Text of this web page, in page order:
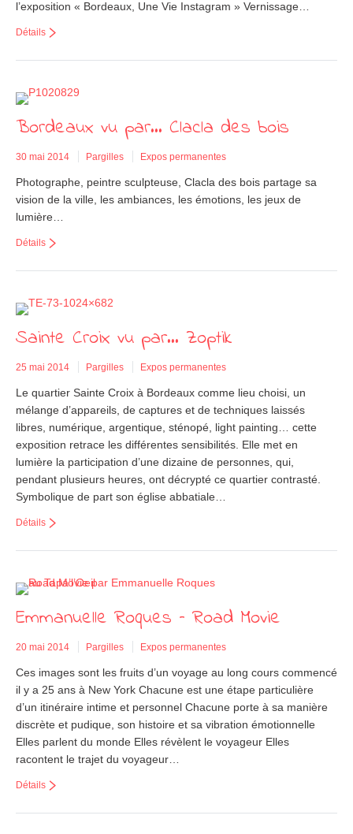
l’exposition « Bordeaux, Une Vie Instagram » Vernissage…
Détails
Bordeaux vu par… Clacla des bois
30 mai 2014 Pargilles Expos permanentes
Photographe, peintre sculpteuse, Clacla des bois partage sa
vision de la ville, les ambiances, les émotions, les jeux de
lumière…
Détails
Sainte Croix vu par… Zoptik
25 mai 2014 Pargilles Expos permanentes
Le quartier Sainte Croix à Bordeaux comme lieu choisi, un
mélange d’appareils, de captures et de techniques laissés
libres, numérique, argentique, sténopé, light painting… cette
exposition retrace les différentes sensibilités. Elle met en
lumière la participation d’une dizaine de personnes, qui,
pendant plusieurs heures, ont décrypté ce quartier contrasté.
Symbolique de part son église abbatiale…
Détails
Emmanuelle Roques – Road Movie
20 mai 2014 Pargilles Expos permanentes
Ces images sont les fruits d’un voyage au long cours commencé
il y a 25 ans à New York Chacune est une étape particulière
d’un itinéraire intime et personnel Chacune porte à sa manière
discrète et pudique, son histoire et sa vibration émotionnelle
Elles parlent du monde Elles révèlent le voyageur Elles
racontent le trajet du voyageur…
Détails